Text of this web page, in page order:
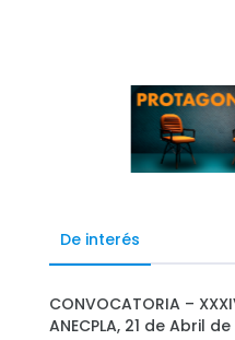
De interés
CONVOCATORIA –
ANECPLA, 21 de Abril